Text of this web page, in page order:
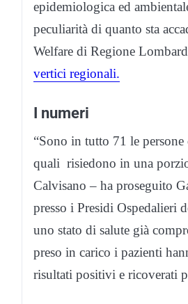
epidemiologica ed
peculiarità di quanto sta
Welfare di Regione
vertici regionali.
I numeri
“Sono in tutto 71 le
quali risiedono in una
Calvisano – ha proseguito
presso i Presidi Ospedalieri
uno stato di salute già
preso in carico i pazienti
risultati positivi e ricoverati